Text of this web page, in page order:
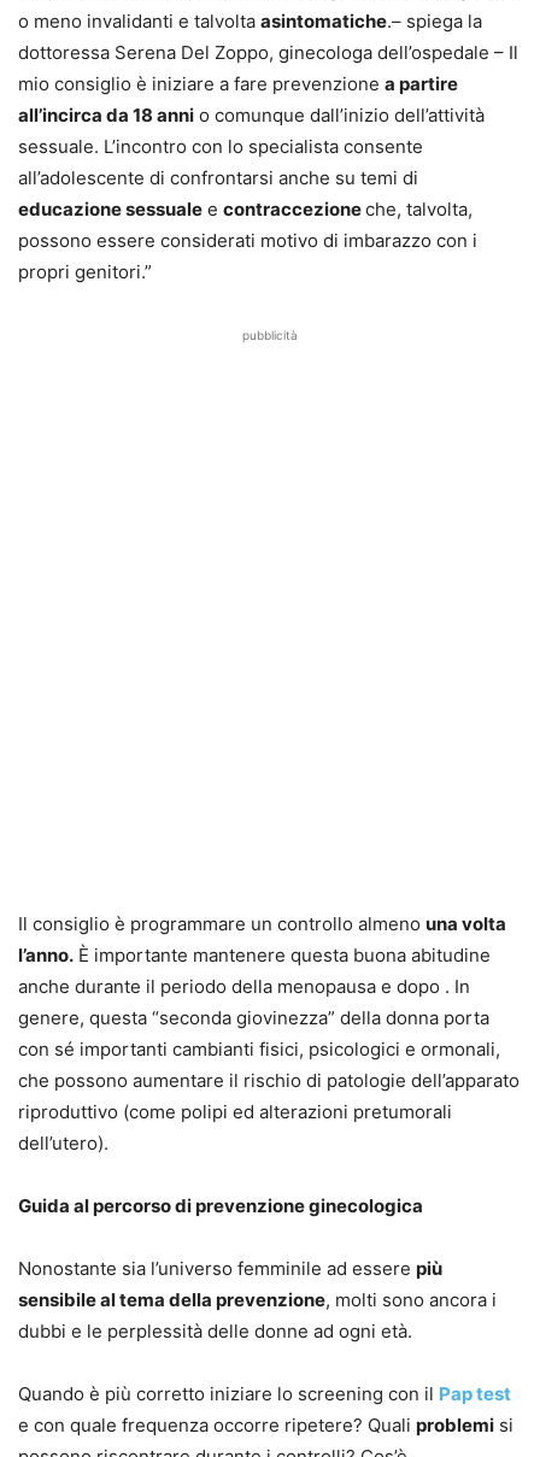
o meno invalidanti e talvolta asintomatiche.– spiega la
dottoressa Serena Del Zoppo, ginecologa dell’ospedale – Il
mio consiglio è iniziare a fare prevenzione a partire
all’incirca da 18 anni o comunque dall’inizio dell’attività
sessuale. L’incontro con lo specialista consente
all’adolescente di confrontarsi anche su temi di
educazione sessuale e contraccezioneche, talvolta,
possono essere considerati motivo di imbarazzo con i
propri genitori.”
pubblicità
Il consiglio è programmare un controllo almeno una volta
l’anno. È importante mantenere questa buona abitudine
anche durante il periodo della menopausa e dopo . In
genere, questa “seconda giovinezza” della donna porta
con sé importanti cambianti fisici, psicologici e ormonali,
che possono aumentare il rischio di patologie dell’apparato
riproduttivo (come polipi ed alterazioni pretumorali
dell’utero).
Guida al percorso di prevenzione ginecologica
Nonostante sia l’universo femminile ad essere più
sensibile al tema della prevenzione, molti sono ancora i
dubbi e le perplessità delle donne ad ogni età.
Quando è più corretto iniziare lo screening con il Pap test
e con quale frequenza occorre ripetere? Quali problemi si